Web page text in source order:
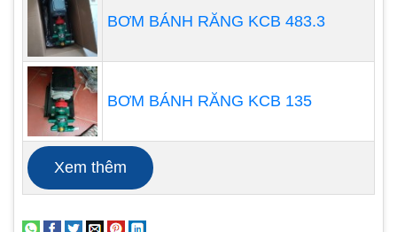
Bơm chìm nước thải Tsurumi LH-T
Bơm chìm nước thải Tsurumi LH-T là dòng bơm
chìm nước thải có thiết kế cánh cong, giúp bơm
được lượng nước lớn, áp lực cao. Bơm có công
suất từ 10 kW đến 550 kW. Bơm được trang bị
thêm thiết bị chống rò rỉ điện, giúp đảm bảo an
toàn cho người sử dụng.
BƠM BÁNH RĂNG KCB 483.3
BƠM BÁNH RĂNG KCB 135
Xem thêm